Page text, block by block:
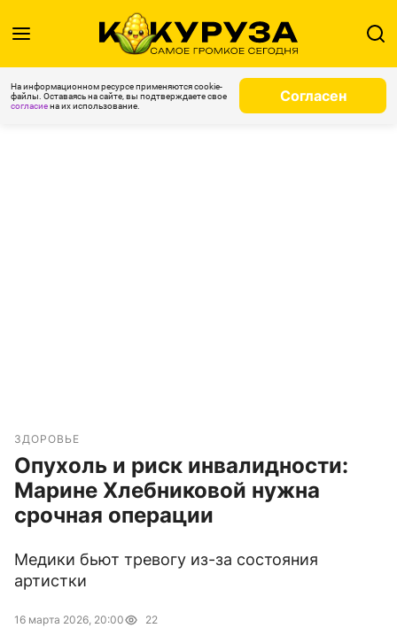
На информационном ресурсе применяются cookie-
файлы. Оставаясь на сайте, вы подтверждаете свое
согласиена их использование.
Согласен
ЗДОРОВЬЕ
Опухоль и риск инвалидности:
Марине Хлебниковой нужна
срочная операции
Медики бьют тревогу из-за состояния
артистки
16 марта 2026, 20:00 22